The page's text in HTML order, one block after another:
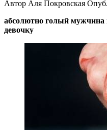
Автор Аля Покровская
абсолютно голый
девочку